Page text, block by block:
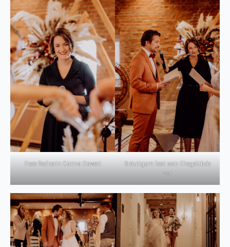
Freie Rednerin Carina Dawert
Bräutigam liest sein Ehegelübde
vor